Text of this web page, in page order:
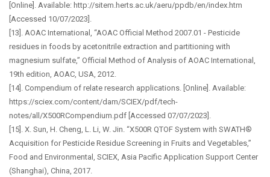
[Online]. Available: http://sitem.herts.ac.uk/aeru/ppdb/en/index.htm
[Accessed 10/07/2023].
[13]. AOAC International, “AOAC Official Method 2007.01 - Pesticide
residues in foods by acetonitrile extraction and partitioning with
magnesium sulfate,” Official Method of Analysis of AOAC International,
19th edition, AOAC, USA, 2012.
[14]. Compendium of relate research applications. [Online]. Available:
https://sciex.com/content/dam/SCIEX/pdf/tech-
notes/all/X500RCompendium.pdf [Accessed 07/07/2023].
[15]. X. Sun, H. Cheng, L. Li, W. Jin. “X500R QTOF System with SWATH®
Acquisition for Pesticide Residue Screening in Fruits and Vegetables,”
Food and Environmental, SCIEX, Asia Pacific Application Support Center
(Shanghai), China, 2017.